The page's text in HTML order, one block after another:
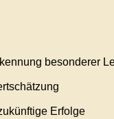
besonderer
Erfolge